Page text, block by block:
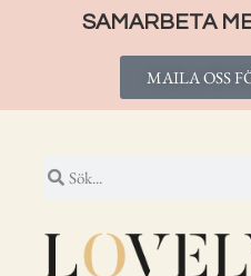
SAMARBETA
MAILA OSS